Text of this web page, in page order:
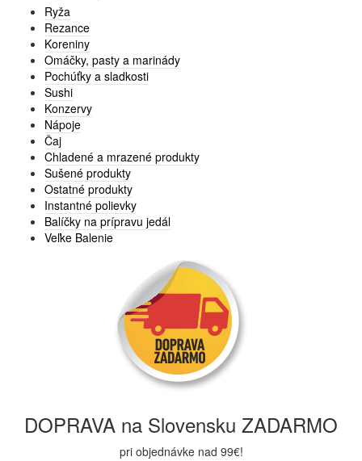
Ryža
Rezance
Koreniny
Omáčky, pasty a marinády
Pochúťky a sladkosti
Sushi
Konzervy
Nápoje
Čaj
Chladené a mrazené produkty
Sušené produkty
Ostatné produkty
Instantné polievky
Balíčky na prípravu jedál
Veľke Balenie
DOPRAVA na Slovensku ZADARMO
pri objednávke nad 99€!